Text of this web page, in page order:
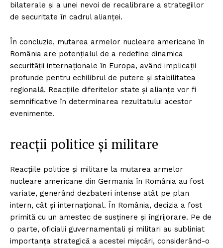
bilaterale și a unei nevoi de recalibrare a strategiilor
de securitate în cadrul alianței.
În concluzie, mutarea armelor nucleare americane în
România are potențialul de a redefine dinamica
securității internaționale în Europa, având implicații
profunde pentru echilibrul de putere și stabilitatea
regională. Reacțiile diferitelor state și alianțe vor fi
semnificative în determinarea rezultatului acestor
evenimente.
reacții politice și militare
Reacțiile politice și militare la mutarea armelor
nucleare americane din Germania în România au fost
variate, generând dezbateri intense atât pe plan
intern, cât și internațional. În România, decizia a fost
primită cu un amestec de susținere și îngrijorare. Pe de
o parte, oficialii guvernamentali și militari au subliniat
importanța strategică a acestei mișcări, considerând-o